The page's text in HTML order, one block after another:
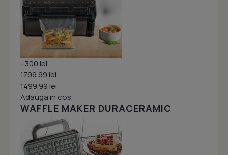
- 300 lei
1799.99 lei
1499.99 lei
Adauga in cos
WAFFLE MAKER DURACERAMIC